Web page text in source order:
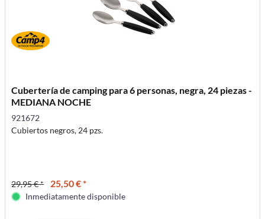
Cubertería de camping para 6 personas, negra, 24 piezas -
MEDIANA NOCHE
921672
Cubiertos negros, 24 pzs.
29,95 € * 25,50 € *
Inmediatamente disponible